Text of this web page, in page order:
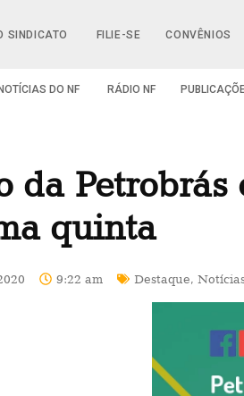
SINDICATO FILIE-SE CONVÊNIOS
NOTÍCIAS DO NF RÁDIO NF
da
quinta
9:22 am Destaque,